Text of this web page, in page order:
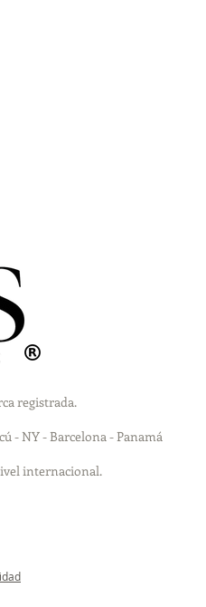
registrada.
- NY - Barcelona - Panamá
internacional.